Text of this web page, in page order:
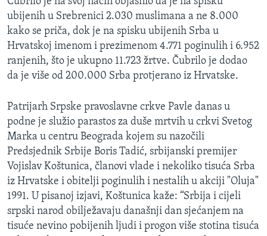
Jezici
ubijenih u Srebrenici 2.030 muslimana a ne 8.000
kako se priča, dok je na spisku ubijenih Srba u
Hrvatskoj imenom i prezimenom 4.771 poginulih i 6.952
ranjenih, što je ukupno 11.723 žrtve. Čubrilo je dodao
da je više od 200.000 Srba protjerano iz Hrvatske.
Patrijarh Srpske pravoslavne crkve Pavle danas u
podne je služio parastos za duše mrtvih u crkvi Svetog
Marka u centru Beograda kojem su nazočili
Predsjednik Srbije Boris Tadić, srbijanski premijer
Vojislav Koštunica, članovi vlade i nekoliko tisuća Srba
iz Hrvatske i obitelji poginulih i nestalih u akciji "Oluja"
1991. U pisanoj izjavi, Koštunica kaže: “Srbija i cijeli
srpski narod obilježavaju današnji dan sjećanjem na
tisuće nevino pobijenih ljudi i progon više stotina tisuća